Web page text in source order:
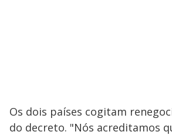
Os dois países cogitam
do decreto. "Nós acreditamos